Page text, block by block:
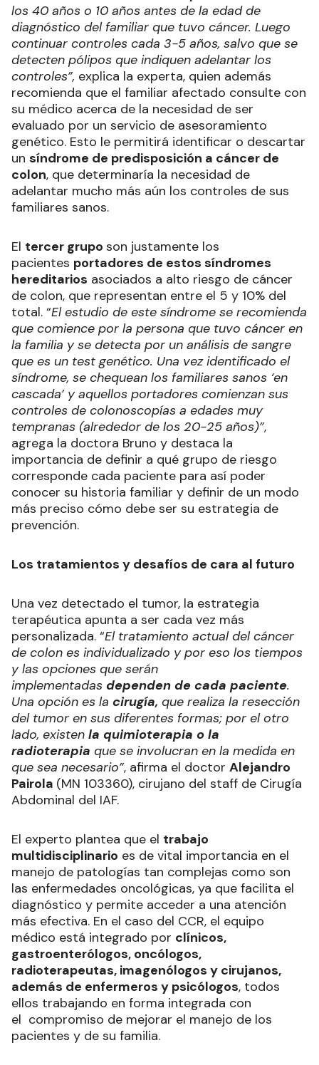
los 40 años o 10 años antes de la edad de
diagnóstico del familiar que tuvo cáncer. Luego
continuar controles cada 3-5 años, salvo que se
detecten pólipos que indiquen adelantar los
controles”, explica la experta, quien además
recomienda que el familiar afectado consulte con
su médico acerca de la necesidad de ser
evaluado por un servicio de asesoramiento
genético. Esto le permitirá identificar o descartar
un síndrome de predisposición a cáncer de
colon, que determinaría la necesidad de
adelantar mucho más aún los controles de sus
familiares sanos.
El tercer grupo son justamente los
pacientes portadores de estos síndromes
hereditarios asociados a alto riesgo de cáncer
de colon, que representan entre el 5 y 10% del
total. “El estudio de este síndrome se recomienda
que comience por la persona que tuvo cáncer en
la familia y se detecta por un análisis de sangre
que es un test genético. Una vez identificado el
síndrome, se chequean los familiares sanos ‘en
cascada’ y aquellos portadores comienzan sus
controles de colonoscopías a edades muy
tempranas (alrededor de los 20-25 años)”,
agrega la doctora Bruno y destaca la
importancia de definir a qué grupo de riesgo
corresponde cada paciente para así poder
conocer su historia familiar y definir de un modo
más preciso cómo debe ser su estrategia de
prevención.
Los tratamientos y desafíos de cara al futuro
Una vez detectado el tumor, la estrategia
terapéutica apunta a ser cada vez más
personalizada. “El tratamiento actual del cáncer
de colon es individualizado y por eso los tiempos
y las opciones que serán
implementadas dependen de cada paciente.
Una opción es la cirugía, que realiza la resección
del tumor en sus diferentes formas; por el otro
lado, existen la quimioterapia o la
radioterapia que se involucran en la medida en
que sea necesario”, afirma el doctor Alejandro
Pairola (MN 103360), cirujano del staff de Cirugía
Abdominal del IAF.
El experto plantea que el trabajo
multidisciplinario es de vital importancia en el
manejo de patologías tan complejas como son
las enfermedades oncológicas, ya que facilita el
diagnóstico y permite acceder a una atención
más efectiva. En el caso del CCR, el equipo
médico está integrado por clínicos,
gastroenterólogos, oncólogos,
radioterapeutas, imagenólogos y cirujanos,
además de enfermeros y psicólogos, todos
ellos trabajando en forma integrada con
el compromiso de mejorar el manejo de los
pacientes y de su familia.